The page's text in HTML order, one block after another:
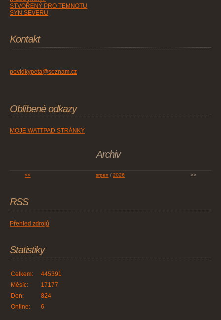
STVOŘENÝ PRO TEMNOTU
SYN SEVERU
Kontakt
povidkypeta@seznam.cz
Oblíbené odkazy
MOJE WATTPAD STRÁNKY
Archiv
<< srpen / 2026 >>
RSS
Přehled zdrojů
Statistiky
Online: 6
Celkem:
445391
Měsíc:
17177
Den:
824